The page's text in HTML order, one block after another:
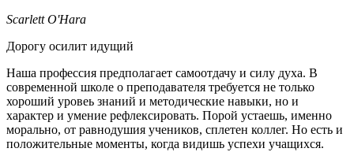
Scarlett O'Hara
Дорогу осилит идущий
Наша профессия предполагает самоотдачу и силу духа. В
современной школе о преподавателя требуется не только
хороший уровеь знаний и методические навыки, но и
характер и умение рефлексировать. Порой устаешь, именно
морально, от равнодушия учеников, сплетен коллег. Но есть и
положительные моменты, когда видишь успехи учащихся.